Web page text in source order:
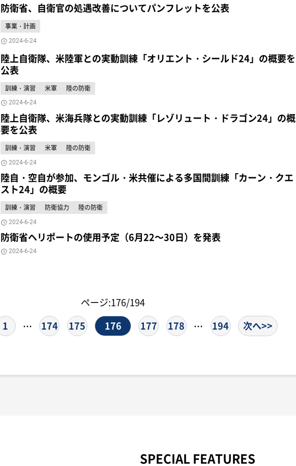
防衛省、自衛官の処遇改善についてパンフレットを公表
事業・計画
2024-6-24
陸上自衛隊、米陸軍との実動訓練「オリエント・シールド24」の概要を
公表
訓練・演習 米軍 陸の防衛
2024-6-24
陸上自衛隊、米海兵隊との実動訓練「レゾリュート・ドラゴン24」の概
要を公表
訓練・演習 米軍 陸の防衛
2024-6-24
陸自・空自が参加、モンゴル・米共催による多国間訓練「カーン・クエ
スト24」の概要
訓練・演習 防衛協力 陸の防衛
2024-6-24
防衛省ヘリポートの使用予定（6月22～30日）を発表
2024-6-24
ページ:176/194
1 … 174 175 176 177 178 … 194 次へ>>
SPECIAL FEATURES